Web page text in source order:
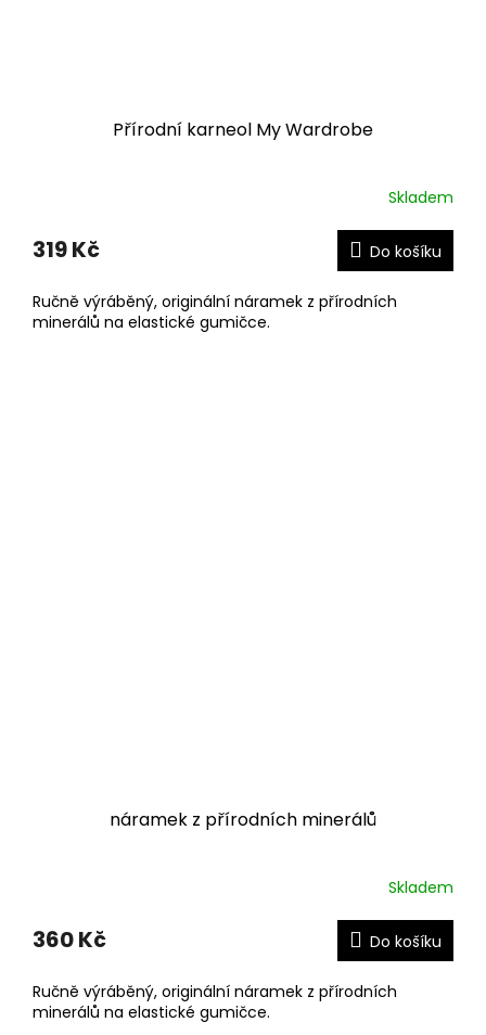
Přírodní karneol My Wardrobe
Skladem
319 Kč Do košíku
Ručně výráběný, originální náramek z přírodních
minerálů na elastické gumičce.
náramek z přírodních minerálů
Skladem
360 Kč Do košíku
Ručně výráběný, originální náramek z přírodních
minerálů na elastické gumičce.